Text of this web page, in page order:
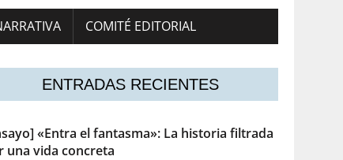
COMITÉ EDITORIAL
ENTRADAS RECIENTES
«Entra el fantasma»: La historia filtrada
una vida concreta